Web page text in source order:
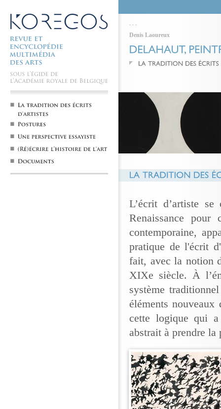
- - -
Denis Laoureux
L’écrit d’artiste
Renaissance
contemporaine,
pratique de l'écrit
fait, avec la notion
XIXe siècle. À
système
éléments
cette logique qui
abstrait à prendre la